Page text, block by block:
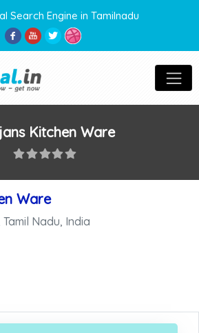
Search Engine in Tamilnadu
Kitchen Ware
Ware
Tamil Nadu India